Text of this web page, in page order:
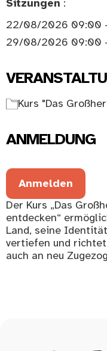
Sitzungen :
22/08/2026 09:00
29/08/2026 09:00
Kurs "Das
ANMELDUNG
Anmelden
Der Kurs „Das
entdecken“
Land, seine
vertiefen und
auch an neu